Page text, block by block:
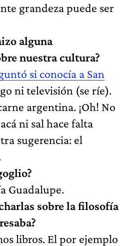
grandeza puede ser
alguna
nuestra cultura?
si conocía a San
ni televisión (se ríe).
argentina. ¡Oh! No
ni sal hace falta
sugerencia: el
Guadalupe.
sobre la filosofía
libros. El por ejemplo